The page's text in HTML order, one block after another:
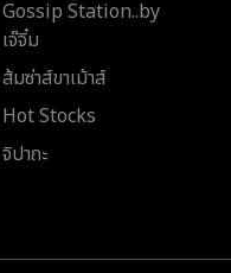
Gossip Station..by
เจ๊จิ๋ม
ส้มซ่าส์ขาเม้าส์
Hot Stocks
จิปาถะ